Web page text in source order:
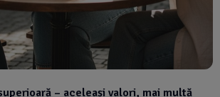
– aceleași valori, mai multă